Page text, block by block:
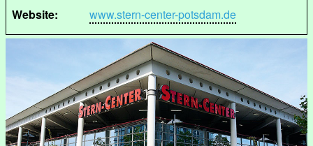
Website:
www.stern-center-potsdam.de